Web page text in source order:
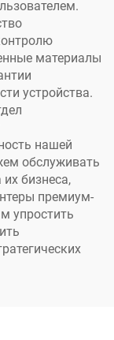
материалы
устройства.
нашей
обслуживать
бизнеса,
премиум-
упростить